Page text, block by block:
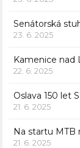
Senátorská
23. 6. 2025
Kamenice nad
22. 6. 2025
Oslava 150 let
21. 6. 2025
Na startu MTB
21. 6. 2025